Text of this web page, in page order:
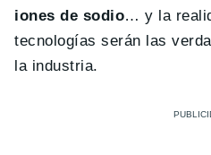
iones de sodio… y la
tecnologías serán las
la industria.